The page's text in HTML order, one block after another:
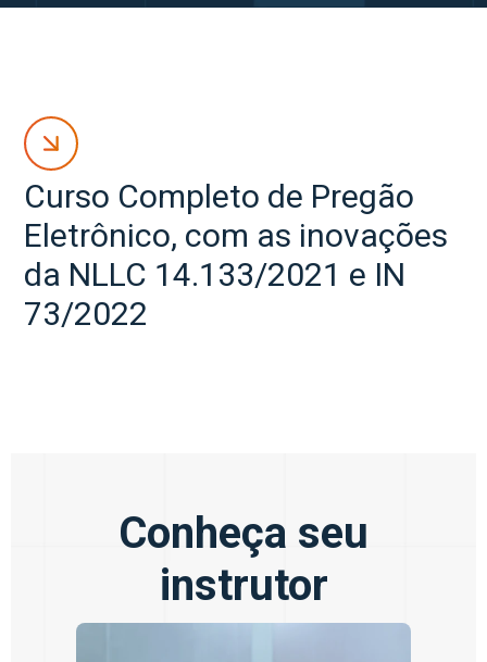
Curso Completo de Pregão
Eletrônico, com as inovações
da NLLC 14.133/2021 e IN
73/2022
Conheça seu
instrutor